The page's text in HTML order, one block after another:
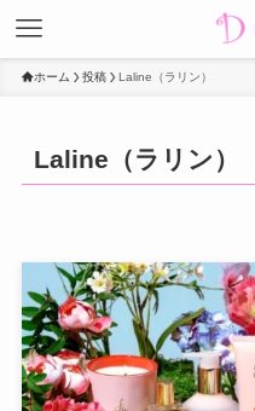
ホーム 投稿 Laline（ラリン）
Laline（ラリン）